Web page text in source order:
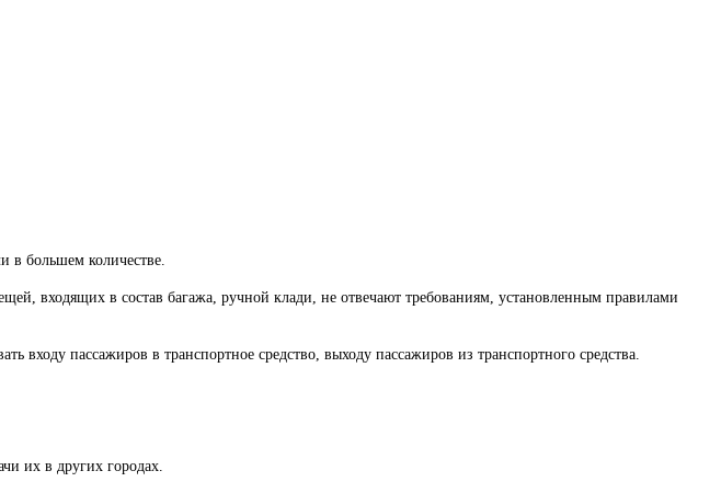
в большем количестве.
входящих в состав багажа, ручной клади, не отвечают требованиям, установленным правилами
входу пассажиров в транспортное средство, выходу пассажиров из транспортного средства.
их в других городах.